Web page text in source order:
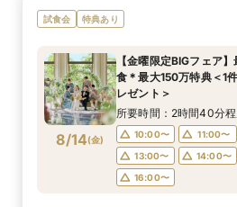
8/13(木)
【初めての見学もオス
相談＆絶品試食付
11:00〜
13:00〜
14:00〜
フェアを予約
8/13(木)
【料理重視のお二人へ
付フェア♪
11:00〜
12:00〜
13:00〜
フェアを予約
8/13(木)
【マタニティＷ相談会
万優待付フェア
11:00〜
13:00〜
14:00〜
フェアを予約
8/13(木)
【ペットと一緒の結婚
婚式をご提案
12:00〜
14:30〜
16:00〜
フェアを予約
8/13(木)
【予算重視の方◎】平日
155万優待）フェア
12:00〜
13:00〜
14:00〜
17:00〜
フェアを予約
試食会 特典あり
8/14(金)
【金曜限定BIGフェア
食＊最大150万特典＜1
レゼント＞
所要時間：2時間40分
10:00〜
11:00〜
13:00〜
14:00〜
16:00〜